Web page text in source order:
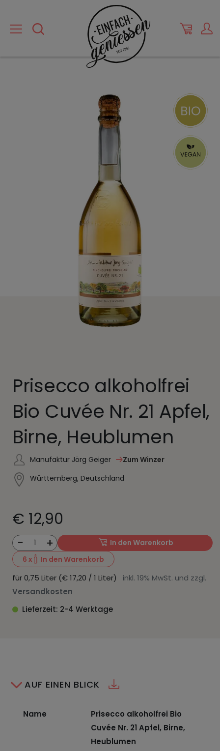
Prisecco alkoholfrei
Bio Cuvée Nr. 21 Apfel,
Birne, Heublumen
Manufaktur Jörg Geiger
Zum Winzer
Württemberg, Deutschland
€ 12,90
- 1 +
In den Warenkorb
6 x In den Warenkorb
für 0,75 Liter (€ 17,20 / 1 Liter) inkl. 19% MwSt. und zzgl.
Versandkosten
Lieferzeit: 2-4 Werktage
AUF EINEN BLICK
Name
Prisecco alkoholfrei Bio
Cuvée Nr. 21 Apfel, Birne,
Heublumen